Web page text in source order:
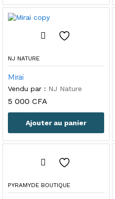
NJ NATURE
Miraï
Vendu par : NJ Nature
5 000 CFA
Ajouter au panier
PYRAMYDE BOUTIQUE